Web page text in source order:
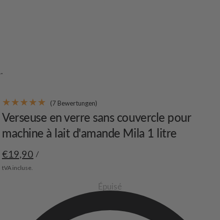
(7 Bewertungen)
Verseuse en verre sans couvercle pour
machine à lait d'amande Mila 1 litre
€19,90 /
tVA incluse.
Épuisé